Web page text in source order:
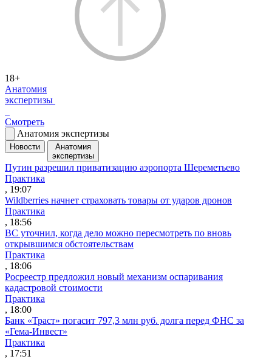
18+
Анатомия
экспертизы
Смотреть
Анатомия экспертизы
Новости
Анатомия
экспертизы
Путин разрешил приватизацию аэропорта Шереметьево
Практика
, 19:07
Wildberries начнет страховать товары от ударов дронов
Практика
, 18:56
ВС уточнил, когда дело можно пересмотреть по вновь
открывшимся обстоятельствам
Практика
, 18:06
Росреестр предложил новый механизм оспаривания
кадастровой стоимости
Практика
, 18:00
Банк «Траст» погасит 797,3 млн руб. долга перед ФНС за
«Гема-Инвест»
Практика
, 17:51